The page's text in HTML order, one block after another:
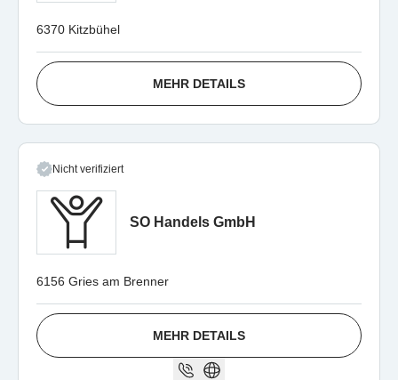
6370 Kitzbühel
MEHR DETAILS
Nicht verifiziert
SO Handels GmbH
6156 Gries am Brenner
MEHR DETAILS